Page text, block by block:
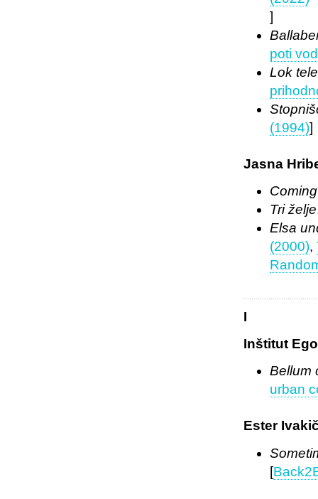
]
poti
Lok
(1994)]
Jasna
Tri želje
Elsa
(2000),
I
Inštitut
Bellum
urban
Ester
[